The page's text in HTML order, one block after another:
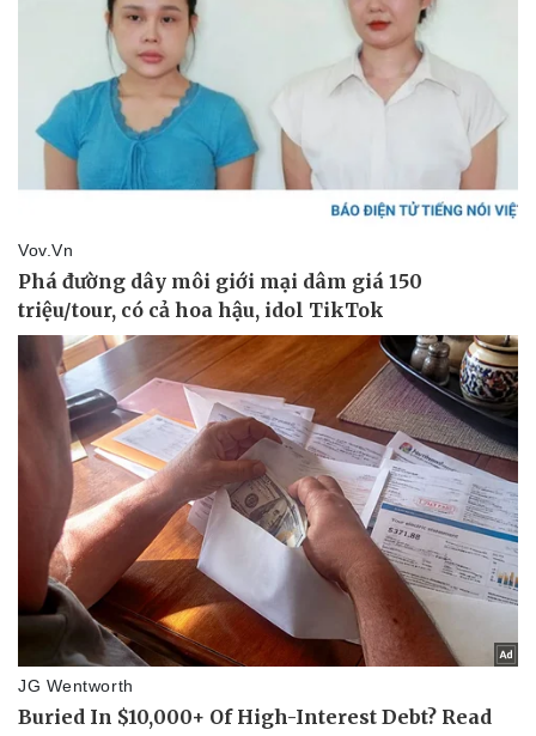
Thể thao
Ô tô - Xe máy